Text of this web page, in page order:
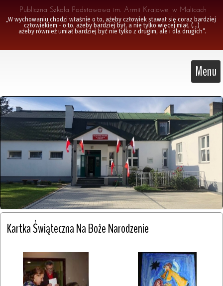
Publiczna Szkoła Podstawowa im. Armii Krajowej w Malicach
„W wychowaniu chodzi właśnie o to, ażeby człowiek stawał się coraz bardziej
człowiekiem - o to, ażeby bardziej był, a nie tylko więcej miał, (...)
ażeby również umiał bardziej być nie tylko z drugim, ale i dla drugich”.
Menu
Kartka Świąteczna Na Boże Narodzenie